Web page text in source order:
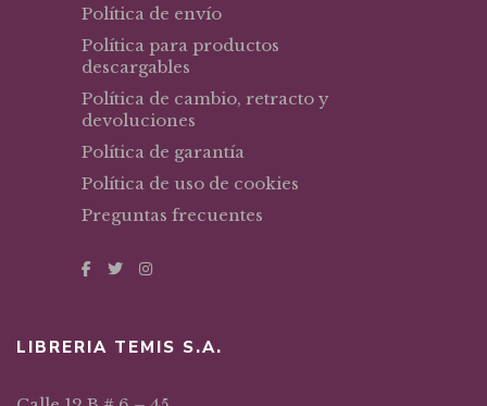
Política de envío
Política para productos
descargables
Política de cambio, retracto y
devoluciones
Política de garantía
Política de uso de cookies
Preguntas frecuentes
LIBRERIA TEMIS S.A.